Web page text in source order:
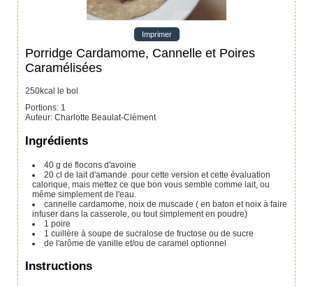
Imprimer
Porridge Cardamome, Cannelle et Poires
Caramélisées
250kcal le bol
Portions: 1
Auteur: Charlotte Beaulat-Clément
Ingrédients
40 g de flocons d'avoine
20 cl de lait d'amande pour cette version et cette évaluation
calorique, mais mettez ce que bon vous semble comme lait, ou
même simplement de l'eau.
cannelle cardamome, noix de muscade ( en baton et noix à faire
infuser dans la casserole, ou tout simplement en poudre)
1 poire
1 cuillère à soupe de sucralose de fructose ou de sucre
de l'arôme de vanille et/ou de caramel optionnel
Instructions